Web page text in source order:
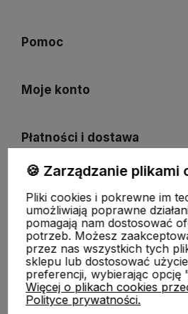
Pomoc
Moje konto
Płatności i dostawa
O nas
🍪 Zarządzanie plikami
Pliki cookies i pokrewne im
umożliwiają poprawne
pomagają nam dostosować
potrzeb. Możesz
przez nas wszystkich tych
sklepu lub dostosować
preferencji, wybierając opcję
Więcej o plikach cookies
Polityce prywatności.